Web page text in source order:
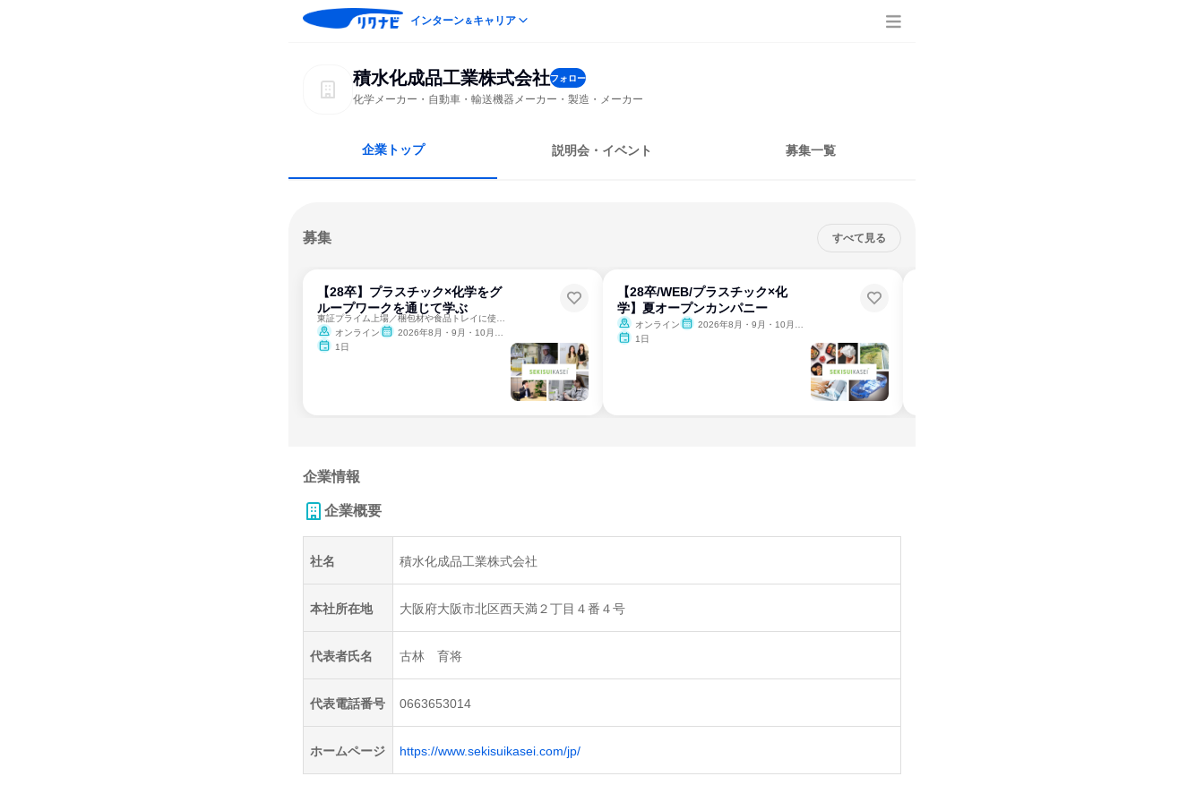
インターン＆キャリア
積水化成品工業株式会社フォロー
化学メーカー・自動車・輸送機器メーカー・製造・メーカー
企業トップ 説明会・イベント 募集一覧
募集 すべて見る
【28卒】プラスチック×化学をグ
ループワークを通じて学ぶ
オンライン
2026年8月・9月・10月・11月
1日
【28卒/WEB/プラスチック×化
学】夏オープンカンパニー
オンライン
2026年8月・9月・10月・11月
1日
企業情報
企業概要
社名 積水化成品工業株式会社
本社所在地 大阪府大阪市北区西天満２丁目４番４号
代表者氏名 古林 育将
代表電話番号 0663653014
ホームページ https://www.sekisuikasei.com/jp/